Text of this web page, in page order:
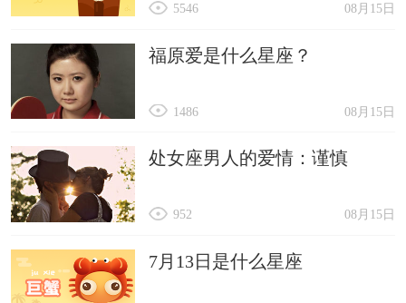
08月15日
5546
福原爱是什么星座？
08月15日
1486
处女座男人的爱情：谨慎
08月15日
952
7月13日是什么星座